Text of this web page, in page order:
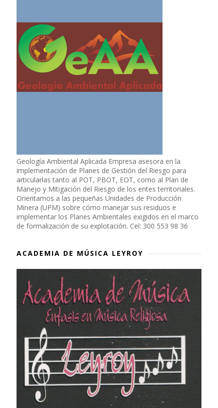
Geología Ambiental Aplicada Empresa asesora en la
implementación de Planes de Gestión del Riesgo para
articularlas tanto al POT, PBOT, EOT, como al Plan de
Manejo y Mitigación del Riesgo de los entes territoriales.
Orientamos a las pequeñas Unidades de Producción
Minera (UPM) sobre cómo manejar sus residuos e
implementar los Planes Ambientales exigidos en el marco
de formalización de su explotación. Cel: 300 553 98 36
ACADEMIA DE MÚSICA LEYROY